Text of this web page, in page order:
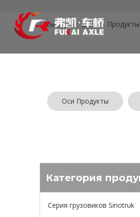
Вы здесь: Дом / Продукты
Оси Продукты
Категория
Серия грузовиков Sinotruk